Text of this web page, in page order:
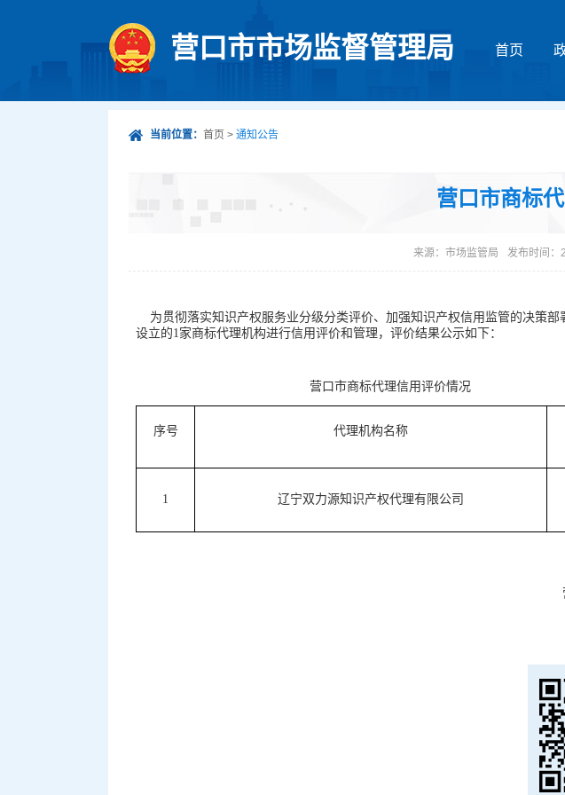
营口市市场监督管理局 首页
当前位置： 首页 > 通知公告
营口市商标
来源： 市场监管局 发布时间：
为贯彻落实知识产权服务业分级分类评价、加强知识产权信用监管的决策
设立的1家商标代理机构进行信用评价和管理，评价结果公示如下：
营口市商标代理信用评价情况
序号 代理机构名称
1 辽宁双力源知识产权代理有限公司
营口市市场
2025